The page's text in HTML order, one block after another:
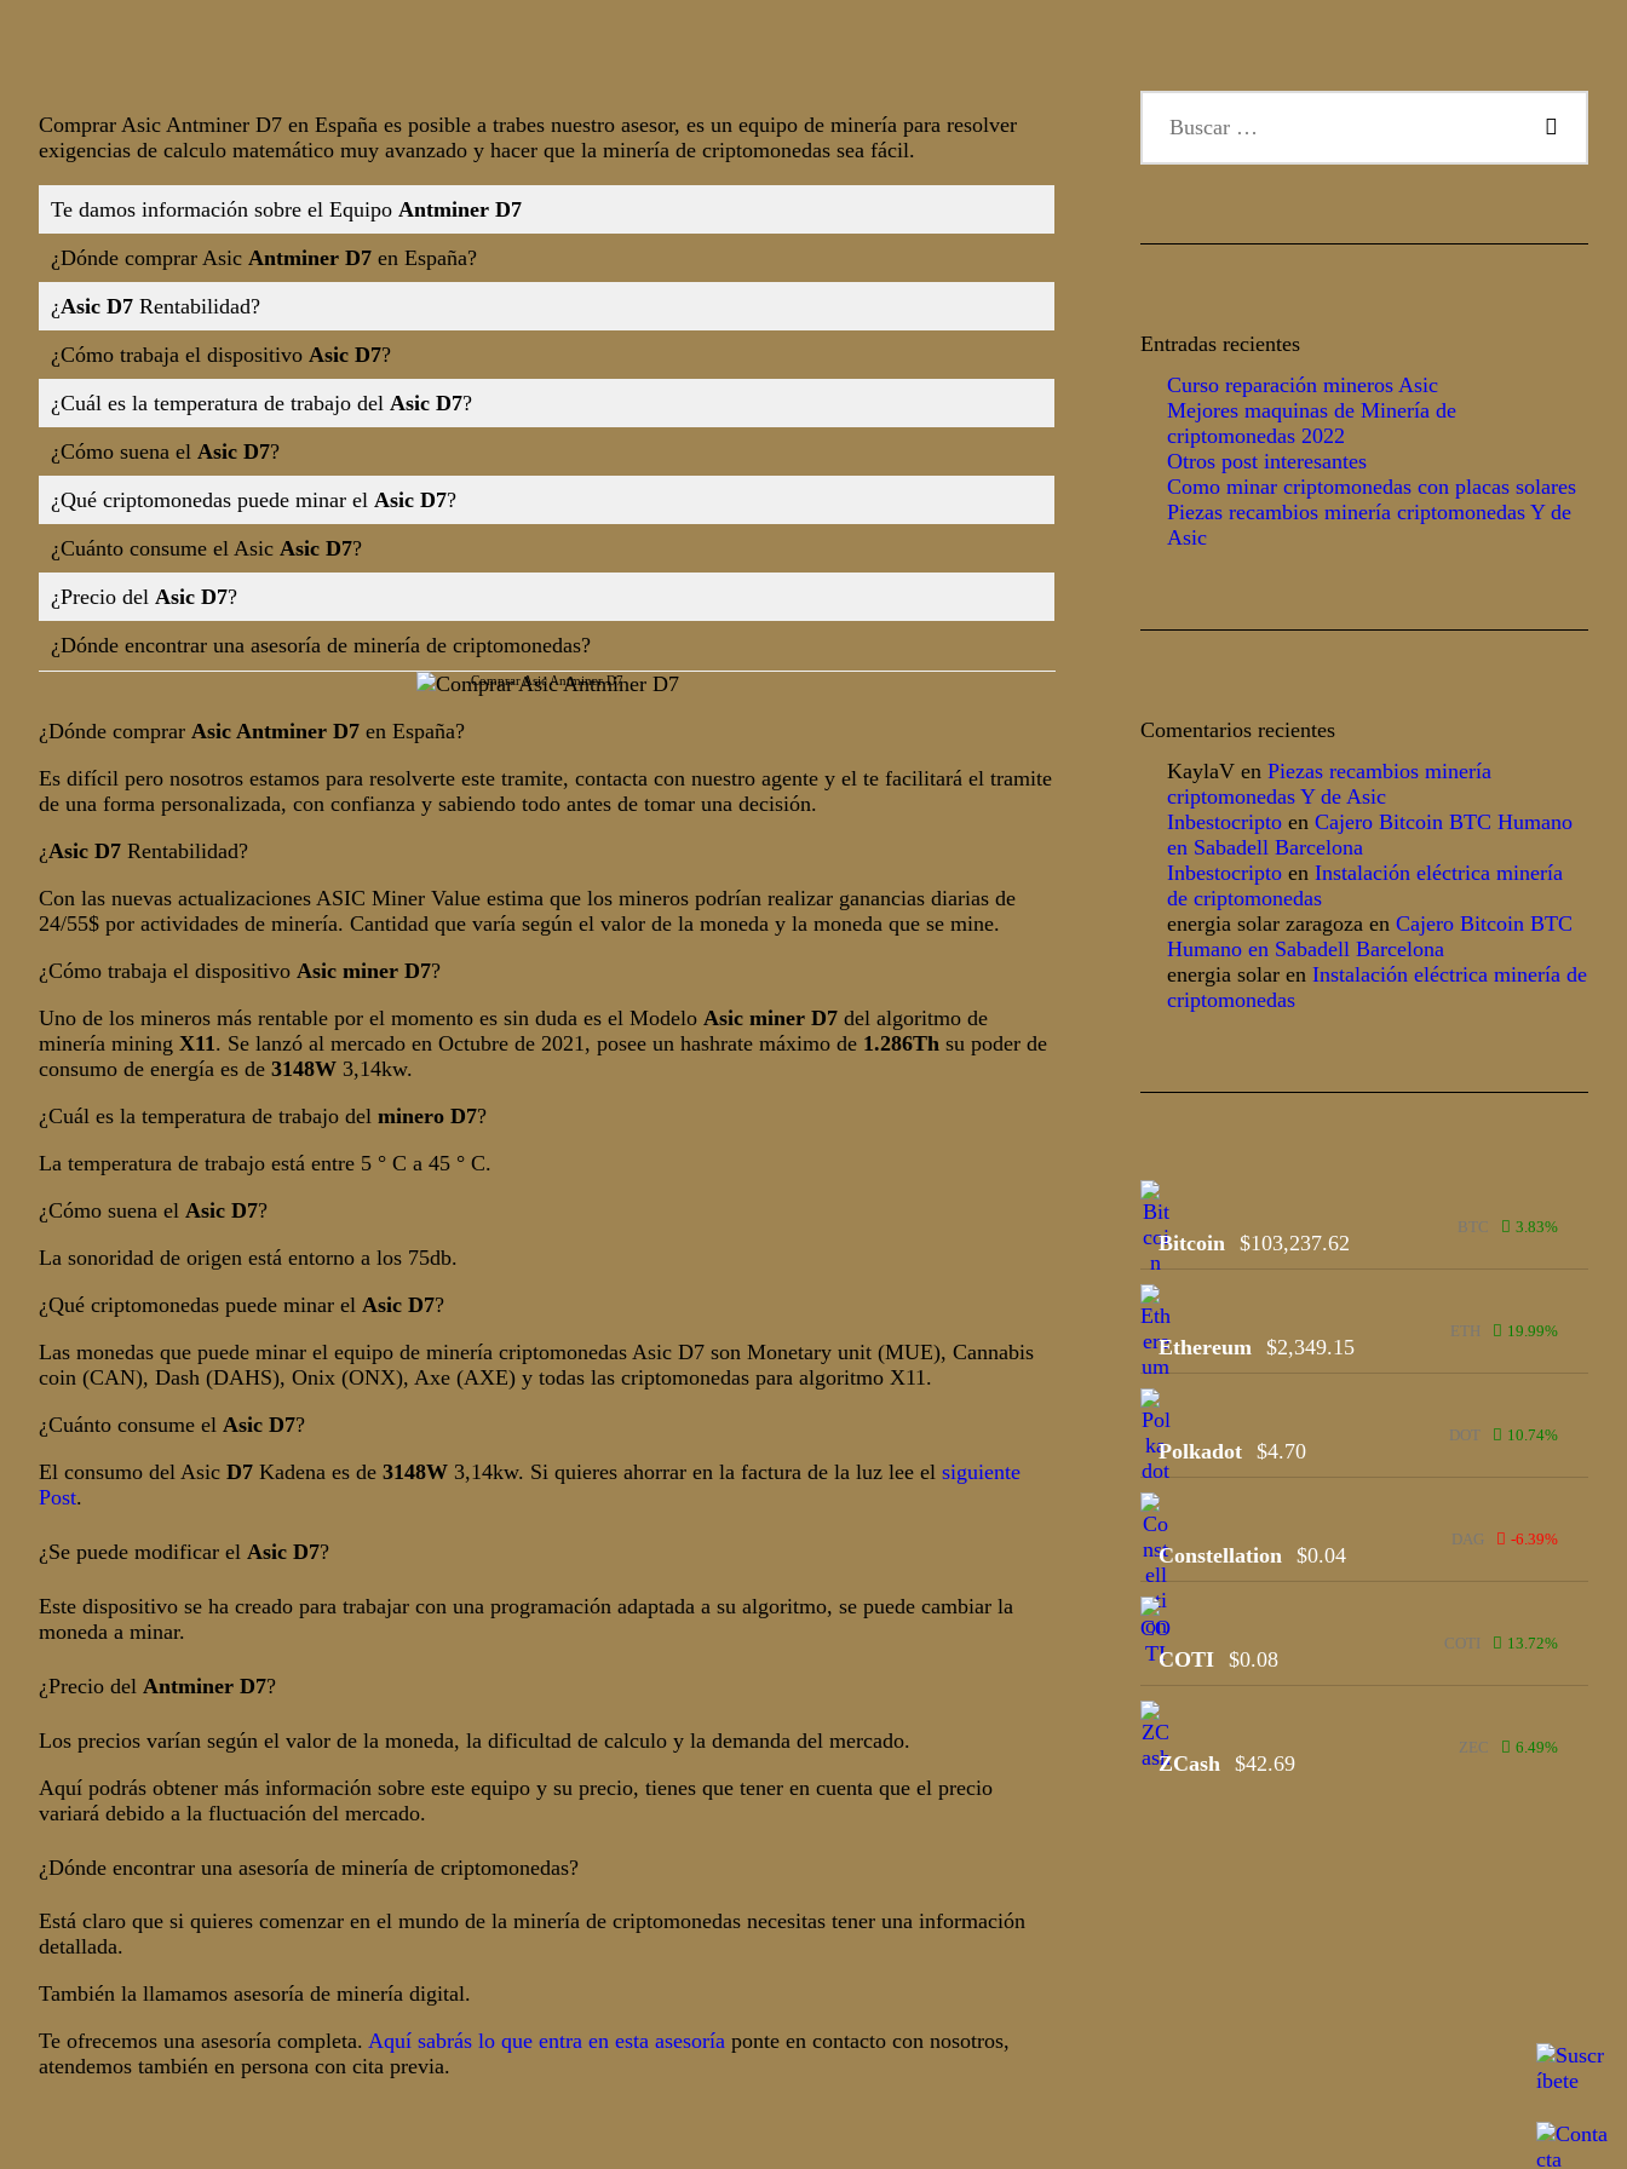
BARCELONA
Comprar Asic Antminer D7 en España es posible a trabes nuestro asesor, es un equipo de minería para resolver
exigencias de calculo matemático muy avanzado y hacer que la minería de criptomonedas sea fácil.
Te damos información sobre el Equipo Antminer D7
¿Dónde comprar Asic Antminer D7 en España?
¿Asic D7 Rentabilidad?
¿Cómo trabaja el dispositivo Asic D7?
¿Cuál es la temperatura de trabajo del Asic D7?
¿Cómo suena el Asic D7?
¿Qué criptomonedas puede minar el Asic D7?
¿Cuánto consume el Asic Asic D7?
¿Precio del Asic D7?
¿Dónde encontrar una asesoría de minería de criptomonedas?
Comprar Asic Antminer D7
¿Dónde comprar Asic Antminer D7 en España?
Es difícil pero nosotros estamos para resolverte este tramite, contacta con nuestro agente y el te facilitará el tramite
de una forma personalizada, con confianza y sabiendo todo antes de tomar una decisión.
¿Asic D7 Rentabilidad?
Con las nuevas actualizaciones ASIC Miner Value estima que los mineros podrían realizar ganancias diarias de
24/55$ por actividades de minería. Cantidad que varía según el valor de la moneda y la moneda que se mine.
¿Cómo trabaja el dispositivo Asic miner D7?
Uno de los mineros más rentable por el momento es sin duda es el Modelo Asic miner D7 del algoritmo de
minería mining X11 . Se lanzó al mercado en Octubre de 2021, posee un hashrate máximo de 1.286Th su poder de
consumo de energía es de 3148W 3,14kw.
¿Cuál es la temperatura de trabajo del minero D7?
La temperatura de trabajo está entre 5 ° C a 45 ° C.
¿Cómo suena el Asic D7?
La sonoridad de origen está entorno a los 75db.
¿Qué criptomonedas puede minar el Asic D7?
Las monedas que puede minar el equipo de minería criptomonedas Asic D7 son Monetary unit (MUE), Cannabis
coin (CAN), Dash (DAHS), Onix (ONX), Axe (AXE) y todas las criptomonedas para algoritmo X11.
¿Cuánto consume el Asic D7?
El consumo del Asic D7 Kadena es de 3148W 3,14kw. Si quieres ahorrar en la factura de la luz lee el siguiente
Post.
¿Se puede modificar el Asic D7?
Este dispositivo se ha creado para trabajar con una programación adaptada a su algoritmo, se puede cambiar la
moneda a minar.
¿Precio del Antminer D7?
Los precios varían según el valor de la moneda, la dificultad de calculo y la demanda del mercado.
Aquí podrás obtener más información sobre este equipo y su precio, tienes que tener en cuenta que el precio
variará debido a la fluctuación del mercado.
¿Dónde encontrar una asesoría de minería de criptomonedas?
Está claro que si quieres comenzar en el mundo de la minería de criptomonedas necesitas tener una información
detallada.
También la llamamos asesoría de minería digital.
Te ofrecemos una asesoría completa. Aquí sabrás lo que entra en esta asesoría ponte en contacto con nosotros,
atendemos también en persona con cita previa.
Entradas recientes
Curso reparación mineros Asic
Mejores maquinas de Minería de
criptomonedas 2022
Otros post interesantes
Como minar criptomonedas con placas solares
Piezas recambios minería criptomonedas Y de
Asic
Comentarios recientes
KaylaVen Piezas recambios minería
criptomonedas Y de Asic
Inbestocriptoen Cajero Bitcoin BTC Humano
en Sabadell Barcelona
Inbestocriptoen Instalación eléctrica minería
de criptomonedas
energia solar zaragozaen Cajero Bitcoin BTC
Humano en Sabadell Barcelona
energia solaren Instalación eléctrica minería de
criptomonedas
Bitcoin $103,237.62
BTC 3.83%
Ethereum $2,349.15
ETH 19.99%
Polkadot $4.70
DOT 10.74%
Constellation $0.04
DAG -6.39%
COTI $0.08
COTI 13.72%
ZCash $42.69
ZEC 6.49%